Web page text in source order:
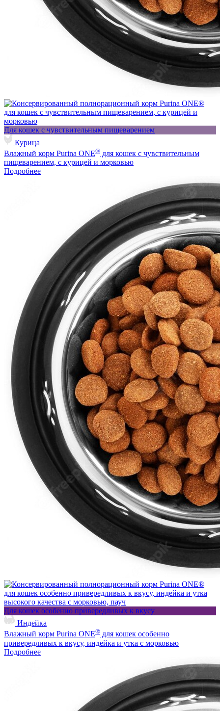
Для кошек с чувствительным пищеварением
Курица
Влажный корм Purina ONE® для кошек с чувствительным
пищеварением, с курицей и морковью
Подробнее
Для кошек особенно привередливых к вкусу
Индейка
Влажный корм Purina ONE® для кошек особенно
привередливых к вкусу, индейка и утка с морковью
Подробнее